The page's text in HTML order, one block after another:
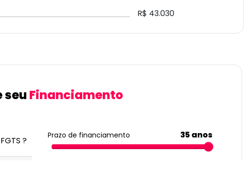
R$ 43.030
seu Financiamento
FGTS ? Prazo de financiamento 35 anos